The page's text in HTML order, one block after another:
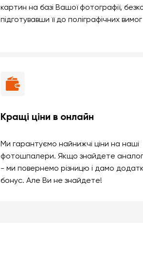
картин на базі Вашої фотографії,
підготувавши її до поліграфічних вимог
Кращі ціни в онлайн
Ми гарантуємо найнижчі ціни на наші
фотошпалери. Якщо знайдете
- ми повернемо різницю і дамо
бонус. Але Ви не знайдете!